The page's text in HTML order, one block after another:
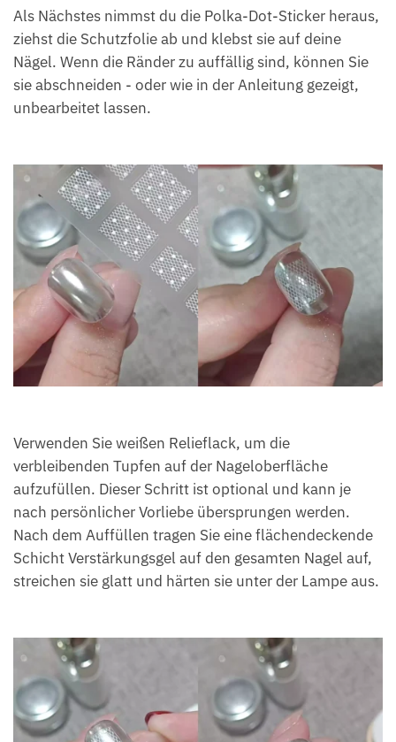
Als Nächstes nimmst du die Polka-Dot-Sticker heraus,
ziehst die Schutzfolie ab und klebst sie auf deine
Nägel. Wenn die Ränder zu auffällig sind, können Sie
sie abschneiden - oder wie in der Anleitung gezeigt,
unbearbeitet lassen.
Verwenden Sie weißen Relieflack, um die
verbleibenden Tupfen auf der Nageloberfläche
aufzufüllen. Dieser Schritt ist optional und kann je
nach persönlicher Vorliebe übersprungen werden.
Nach dem Auffüllen tragen Sie eine flächendeckende
Schicht Verstärkungsgel auf den gesamten Nagel auf,
streichen sie glatt und härten sie unter der Lampe aus.